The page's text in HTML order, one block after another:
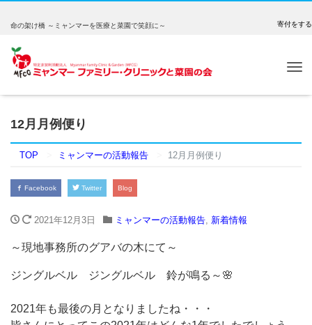
寄付をする
命の架け橋 ～ミャンマーを医療と菜園で笑顔に～
12月月例便り
TOP ミャンマーの活動報告 12月月例便り
Facebook Twitter Blog
2021年12月3日 ミャンマーの活動報告, 新着情報
～現地事務所のグアバの木にて～
ジングルベル ジングルベル 鈴が鳴る～🌸
2021年も最後の月となりましたね・・・